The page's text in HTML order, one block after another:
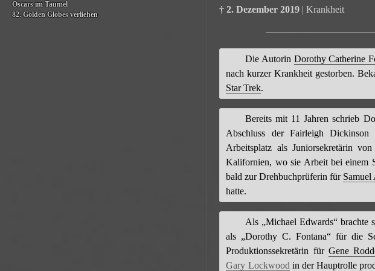
Oscars im Taumel
82. Golden Globes verliehen
† 2. Dezember 2019 | Krankheit
Die Autorin Dorothy Catherine
nach kurzer Krankheit gestorben.
Star Trek.
Bereits mit 11 Jahren schrieb
Abschluss der Fairleigh
Arbeitsplatz als Juniorsekretärin von
Kalifornien, wo sie Arbeit bei einem
bald zur Drehbuchprüferin für Samuel
hatte.
Als „Michael Edwards“ brachte
als „Dorothy C. Fontana“ für die
Produktionssekretärin für Gene
Gary Lockwood in der Hauptrolle